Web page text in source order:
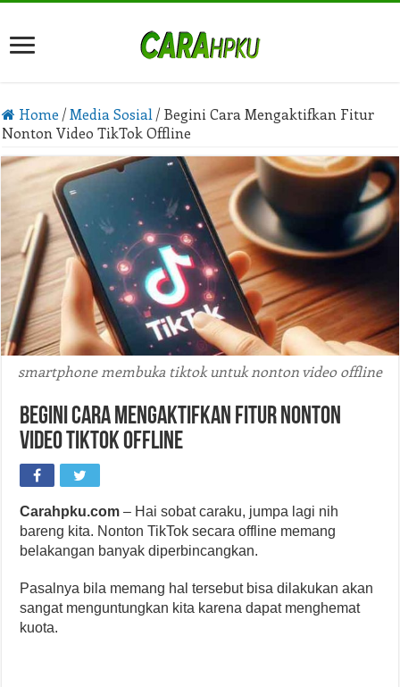
Home / Media Sosial / Begini Cara Mengaktifkan Fitur
Nonton Video TikTok Offline
smartphone membuka tiktok untuk nonton video offline
Begini Cara Mengaktifkan Fitur Nonton
Video TikTok Offline
Carahpku.com – Hai sobat caraku, jumpa lagi nih
bareng kita. Nonton TikTok secara offline memang
belakangan banyak diperbincangkan.
Pasalnya bila memang hal tersebut bisa dilakukan akan
sangat menguntungkan kita karena dapat menghemat
kuota.